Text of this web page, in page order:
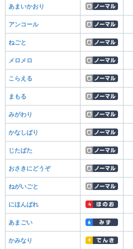
あまいかおり
アンコール
ねごと
メロメロ
こらえる
まもる
みがわり
かなしばり
じたばた
おさきにどうぞ
ねがいごと
にほんばれ
あまごい
かみなり